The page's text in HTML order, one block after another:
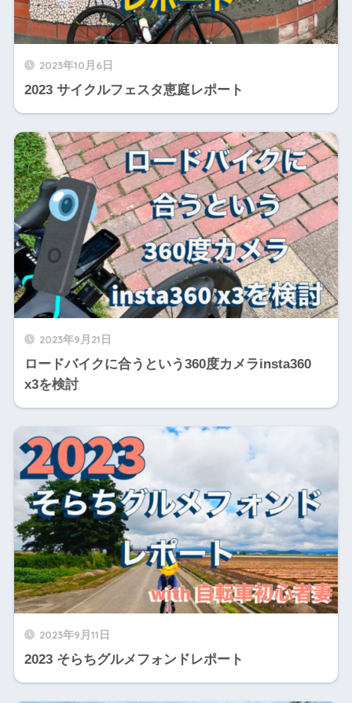
2023年10月6日
2023 サイクルフェスタ恵庭レポート
2023年9月21日
ロードバイクに合うという360度カメラinsta360
x3を検討
2023年9月11日
2023 そらちグルメフォンドレポート